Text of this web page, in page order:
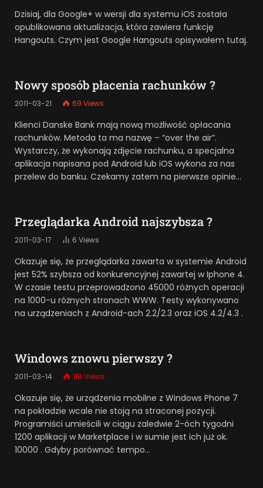
Dzisiaj, dla Google+ w wersji dla systemu iOS została
opublikowana aktualizacja, która zawiera funkcję
Hangouts. Czym jest Google Hangouts opisywałem tutaj.
Nowy sposób płacenia rachunków ?
2011-03-21 69 Views
Klienci Danske Bank mają nową możliwość opłacania
rachunków. Metoda ta ma nazwę – “over the air”.
Wystarczy, że wykonają zdjęcie rachunku, a specjalna
aplikacja napisana pod Android lub iOS wykona za nas
przelew do banku. Czekamy zatem na pierwsze opinie…
Przeglądarka Android najszybsza ?
2011-03-17 6 Views
Okazuje się, że przeglądarka zawarta w systemie Android
jest 52% szybsza od konkurencyjnej zawartej w Iphone 4.
W czasie testu przeprowadzono 45000 różnych operacji
na 1000-u różnych stronach WWW. Testy wykonywano
na urządzeniach z Android-ach 2.2/2.3 oraz iOS 4.2/4.3 .
Windows znowu pierwszy ?
2011-03-14 118 Views
Okazuje się, że urządzenia mobilne z Windows Phone 7
na pokładzie wcale nie stoją na straconej pozycji.
Programiści umieścili w ciągu zaledwie 2-óch tygodni
1200 aplikacji w Marketplace i w sumie jest ich już ok.
10000 . Gdyby porównać tempo…